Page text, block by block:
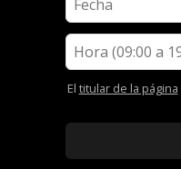
El titular de la página